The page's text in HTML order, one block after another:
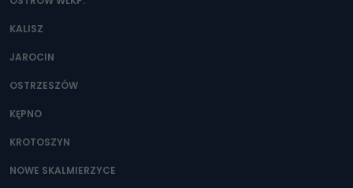
Można to zrobić pod numerem telefonu 62 735-51-05 lub
e-mailowo pod adresem: poczta@tvproart.pl
KALISZ
JAROCIN
OSTRZESZÓW
KĘPNO
KROTOSZYN
NOWE SKALMIERZYCE